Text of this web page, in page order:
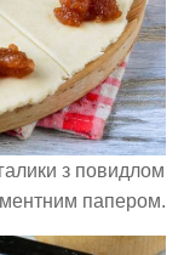
з повидлом
папером.